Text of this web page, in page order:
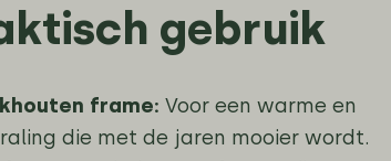
gebruik
frame: Voor een warme en
die met de jaren mooier wordt.